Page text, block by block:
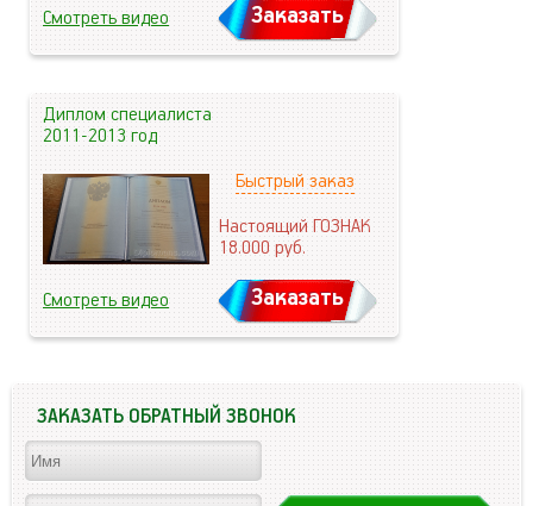
Смотреть видео Заказать
Диплом специалиста
2011-2013 год
Быстрый заказ
Настоящий ГОЗНАК
18.000руб.
Смотреть видео Заказать
ЗАКАЗАТЬ ОБРАТНЫЙ ЗВОНОК